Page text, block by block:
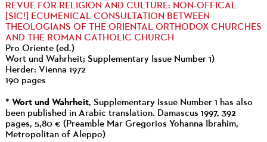
REVUE FOR RELIGION AND CULTURE: NON-OFFICAL
[SIC!] ECUMENICAL CONSULTATION BETWEEN
THEOLOGIANS OF THE ORIENTAL ORTHODOX CHURCHES
AND THE ROMAN CATHOLIC CHURCH
Pro Oriente (ed.)
Wort und Wahrheit; Supplementary Issue Number 1)
Herder: Vienna 1972
190 pages
* Wort und Wahrheit, Supplementary Issue Number 1 has also
been published in Arabic translation. Damascus 1997, 392
pages, 5,80 € (Preamble Mar Gregorios Yohanna Ibrahim,
Metropolitan of Aleppo)